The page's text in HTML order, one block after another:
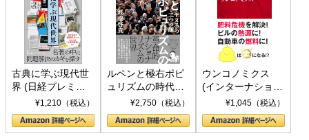
古典に学ぶ現代世
界 (日経プレミア
シリーズ)¥1,210（税込）
ルペンと極右ポピ
ュリズムの時代：
〈ヤヌス〉の二つ
の顔
¥2,750（税込）
ウンコノミクス
(インターナショナ
ル新書)¥1,045（税込）